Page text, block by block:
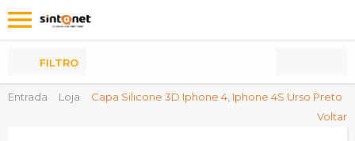
Entrada Loja
Capa Silicone 3D Iphone 4, Iphone 4S Urso Preto
Voltar
FILTRO